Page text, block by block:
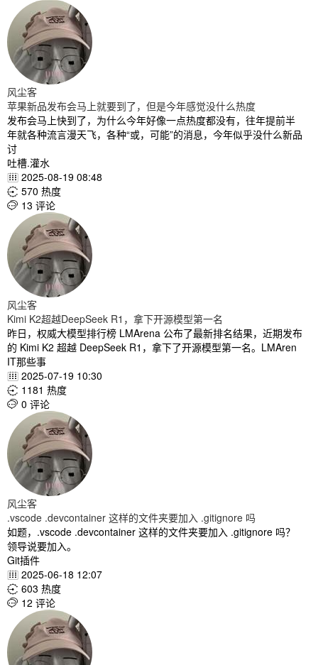
风尘客
苹果新品发布会马上就要到了，但是今年感觉没什么热度
发布会马上快到了，为什么今年好像一点热度都没有，往年提前半
年就各种流言漫天飞，各种“或，可能”的消息，今年似乎没什么新品
讨
吐槽.灌水
 2025-08-19 08:48
 570 热度
 13 评论
风尘客
Kimi K2超越DeepSeek R1，拿下开源模型第一名
昨日，权威大模型排行榜 LMArena 公布了最新排名结果，近期发布
的 Kimi K2 超越 DeepSeek R1，拿下了开源模型第一名。LMAren
IT那些事
 2025-07-19 10:30
 1181 热度
 0 评论
风尘客
.vscode .devcontainer 这样的文件夹要加入 .gitignore 吗
如题，.vscode .devcontainer 这样的文件夹要加入 .gitignore 吗？
领导说要加入。
Git插件
 2025-06-18 12:07
 603 热度
 12 评论